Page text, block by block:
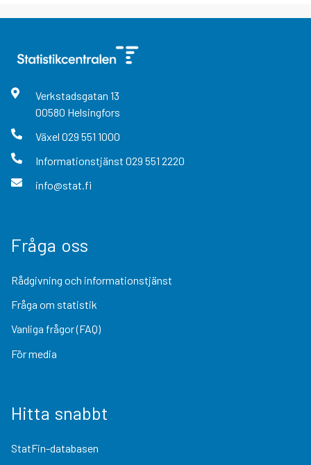
Verkstadsgatan 13
00580 Helsingfors
Växel 029 551 1000
Informationstjänst 029 551 2220
info@stat.fi
Fråga oss
Rådgivning och informationstjänst
Fråga om statistik
Vanliga frågor (FAQ)
För media
Hitta snabbt
StatFin-databasen